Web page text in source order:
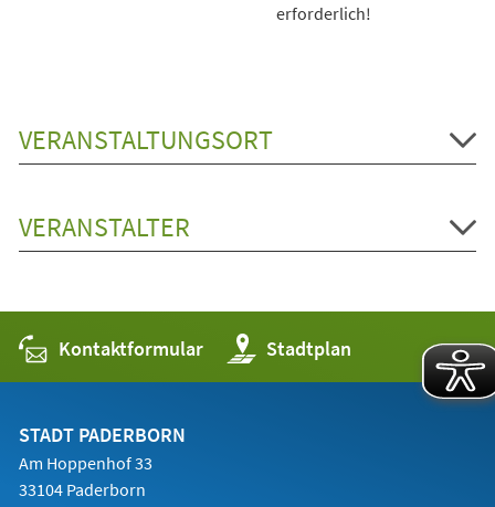
erforderlich!
VERANSTALTUNGSORT
VERANSTALTER
Kontaktformular Stadtplan
(Öffnet
in
einem
STADT PADERBORN
Am Hoppenhof 33
33104 Paderborn